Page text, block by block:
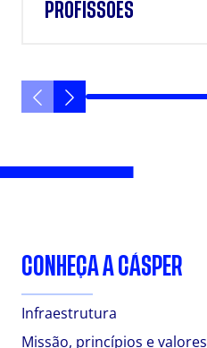
PROFISSÕES
CONHEÇA A CÁSPER
Infraestrutura
Missão, princípios e valores